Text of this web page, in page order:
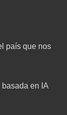
país que nos
en IA